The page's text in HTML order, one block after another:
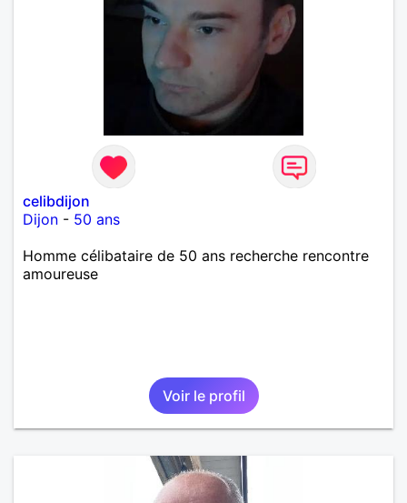
celibdijon
Dijon - 50 ans
Homme célibataire de 50 ans recherche rencontre
amoureuse
Voir le profil